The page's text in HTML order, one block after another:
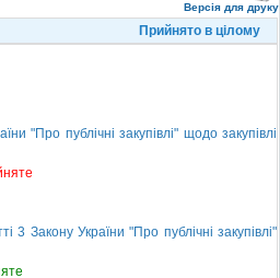
Версія для друку
Прийнято в цілому
"Про публічні закупівлі" щодо закупівлі
Закону України "Про публічні закупівлі"